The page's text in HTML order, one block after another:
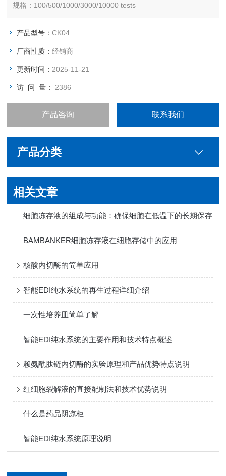
规格：100/500/1000/3000/10000 tests
产品型号：CK04
厂商性质：经销商
更新时间： 2025-11-21
访 问 量： 2386
产品咨询 联系我们
产品分类
相关文章
细胞冻存液的组成与功能：确保细胞在低温下的长期保存
BAMBANKER细胞冻存液在细胞存储中的应用
核酸内切酶的简单应用
智能EDI纯水系统的再生过程详细介绍
一次性培养皿简单了解
智能EDI纯水系统的主要作用和技术特点概述
赖氨酰肽链内切酶的实验原理和产品优势特点说明
红细胞裂解液的直接配制法和技术优势说明
什么是药品阴凉柜
智能EDI纯水系统原理说明